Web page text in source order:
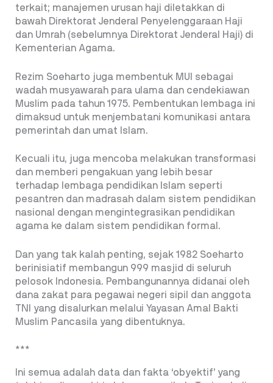
terkait; manajemen urusan haji diletakkan di
bawah Direktorat Jenderal Penyelenggaraan Haji
dan Umrah (sebelumnya Direktorat Jenderal Haji) di
Kementerian Agama.
Rezim Soeharto juga membentuk MUI sebagai
wadah musyawarah para ulama dan cendekiawan
Muslim pada tahun 1975. Pembentukan lembaga ini
dimaksud untuk menjembatani komunikasi antara
pemerintah dan umat Islam.
Kecuali itu, juga mencoba melakukan transformasi
dan memberi pengakuan yang lebih besar
terhadap lembaga pendidikan Islam seperti
pesantren dan madrasah dalam sistem pendidikan
nasional dengan mengintegrasikan pendidikan
agama ke dalam sistem pendidikan formal.
Dan yang tak kalah penting, sejak 1982 Soeharto
berinisiatif membangun 999 masjid di seluruh
pelosok Indonesia. Pembangunannya didanai oleh
dana zakat para pegawai negeri sipil dan anggota
TNI yang disalurkan melalui Yayasan Amal Bakti
Muslim Pancasila yang dibentuknya.
***
Ini semua adalah data dan fakta ‘obyektif’ yang